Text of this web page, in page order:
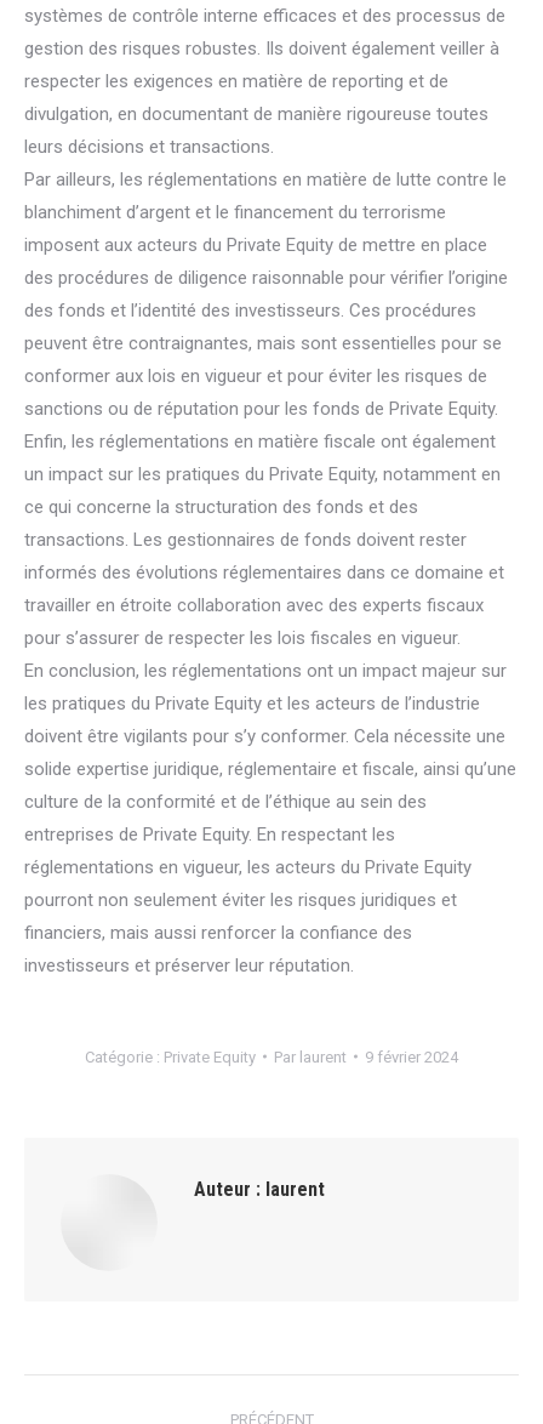
systèmes de contrôle interne efficaces et des processus de
gestion des risques robustes. Ils doivent également veiller à
respecter les exigences en matière de reporting et de
divulgation, en documentant de manière rigoureuse toutes
leurs décisions et transactions.
Par ailleurs, les réglementations en matière de lutte contre le
blanchiment d’argent et le financement du terrorisme
imposent aux acteurs du Private Equity de mettre en place
des procédures de diligence raisonnable pour vérifier l’origine
des fonds et l’identité des investisseurs. Ces procédures
peuvent être contraignantes, mais sont essentielles pour se
conformer aux lois en vigueur et pour éviter les risques de
sanctions ou de réputation pour les fonds de Private Equity.
Enfin, les réglementations en matière fiscale ont également
un impact sur les pratiques du Private Equity, notamment en
ce qui concerne la structuration des fonds et des
transactions. Les gestionnaires de fonds doivent rester
informés des évolutions réglementaires dans ce domaine et
travailler en étroite collaboration avec des experts fiscaux
pour s’assurer de respecter les lois fiscales en vigueur.
En conclusion, les réglementations ont un impact majeur sur
les pratiques du Private Equity et les acteurs de l’industrie
doivent être vigilants pour s’y conformer. Cela nécessite une
solide expertise juridique, réglementaire et fiscale, ainsi qu’une
culture de la conformité et de l’éthique au sein des
entreprises de Private Equity. En respectant les
réglementations en vigueur, les acteurs du Private Equity
pourront non seulement éviter les risques juridiques et
financiers, mais aussi renforcer la confiance des
investisseurs et préserver leur réputation.
Catégorie : Private Equity Par laurent 9 février 2024
Auteur : laurent
PRÉCÉDENT